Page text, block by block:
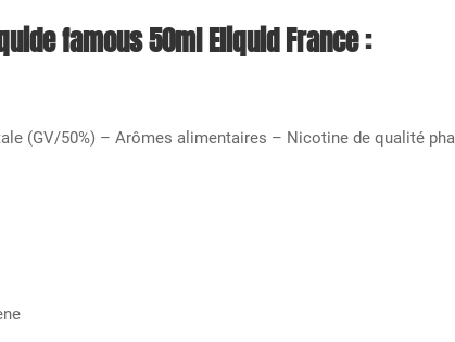
famous 50ml Eliquid France :
(GV/50%) – Arômes alimentaires – Nicotine de qualité